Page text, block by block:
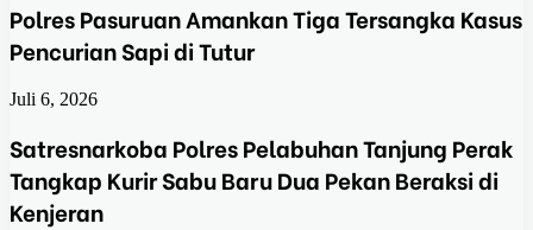
Polres Pasuruan Amankan Tiga Tersangka Kasus
Pencurian Sapi di Tutur
Juli 6, 2026
Satresnarkoba Polres Pelabuhan Tanjung Perak
Tangkap Kurir Sabu Baru Dua Pekan Beraksi di
Kenjeran